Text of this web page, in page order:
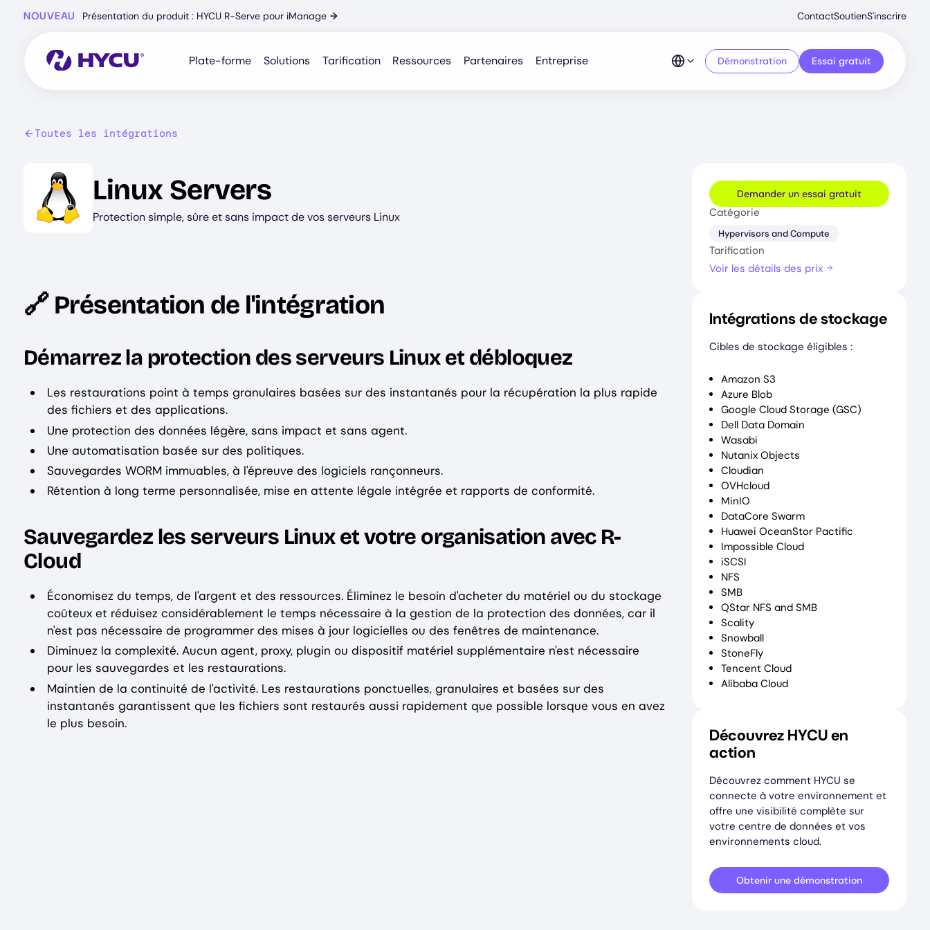
NOUVEAU Présentation du produit : HYCU R-Serve pour iManage →
Menu
ContactSoutienS'inscrire
Plate-forme Solutions Tarification Ressources Partenaires Entreprise Démonstration Essai gratuit
Toutes les intégrations
Image
Linux Servers
Protection simple, sûre et sans impact de vos serveurs Linux
🔗 Présentation de l'intégration
Démarrez la protection des serveurs Linux et débloquez
Les restaurations point à temps granulaires basées sur des instantanés pour la récupération la plus rapide
des fichiers et des applications.
Une protection des données légère, sans impact et sans agent.
Une automatisation basée sur des politiques.
Sauvegardes WORM immuables, à l'épreuve des logiciels rançonneurs.
Rétention à long terme personnalisée, mise en attente légale intégrée et rapports de conformité.
Sauvegardez les serveurs Linux et votre organisation avec R-
Cloud
Économisez du temps, de l'argent et des ressources. Éliminez le besoin d'acheter du matériel ou du stockage
coûteux et réduisez considérablement le temps nécessaire à la gestion de la protection des données, car il
n'est pas nécessaire de programmer des mises à jour logicielles ou des fenêtres de maintenance.
Diminuez la complexité. Aucun agent, proxy, plugin ou dispositif matériel supplémentaire n'est nécessaire
pour les sauvegardes et les restaurations.
Maintien de la continuité de l'activité. Les restaurations ponctuelles, granulaires et basées sur des
instantanés garantissent que les fichiers sont restaurés aussi rapidement que possible lorsque vous en avez
le plus besoin.
Demander un essai gratuit
Catégorie
Hypervisors and Compute
Tarification
Voir les détails des prix
Intégrations de stockage
Cibles de stockage éligibles :
Amazon S3
Azure Blob
Google Cloud Storage (GSC)
Dell Data Domain
Wasabi
Nutanix Objects
Cloudian
OVHcloud
MinIO
DataCore Swarm
Huawei OceanStor Pactific
Impossible Cloud
iSCSI
NFS
SMB
QStar NFS and SMB
Scality
Snowball
StoneFly
Tencent Cloud
Alibaba Cloud
Découvrez HYCU en
action
Découvrez comment HYCU se
connecte à votre environnement et
offre une visibilité complète sur
votre centre de données et vos
environnements cloud.
Obtenir une démonstration